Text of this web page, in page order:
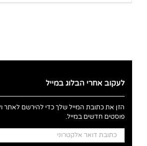
לעקוב אחרי הבלוג במייל
הזן את כתובת המייל שלך כדי להירשם לאתר
פוסטים חדשים במייל.
כתובת
דואר